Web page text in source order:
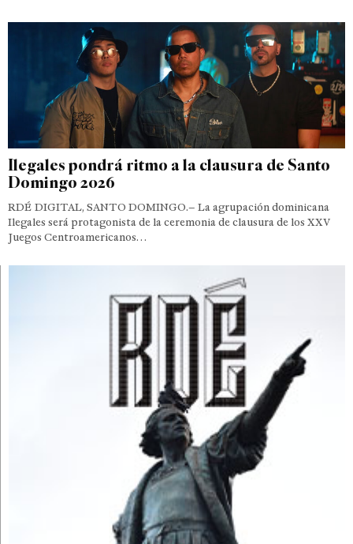
Ilegales pondrá ritmo a la clausura de Santo
Domingo 2026
RDÉ DIGITAL, SANTO DOMINGO.– La agrupación dominicana
Ilegales será protagonista de la ceremonia de clausura de los XXV
Juegos Centroamericanos…